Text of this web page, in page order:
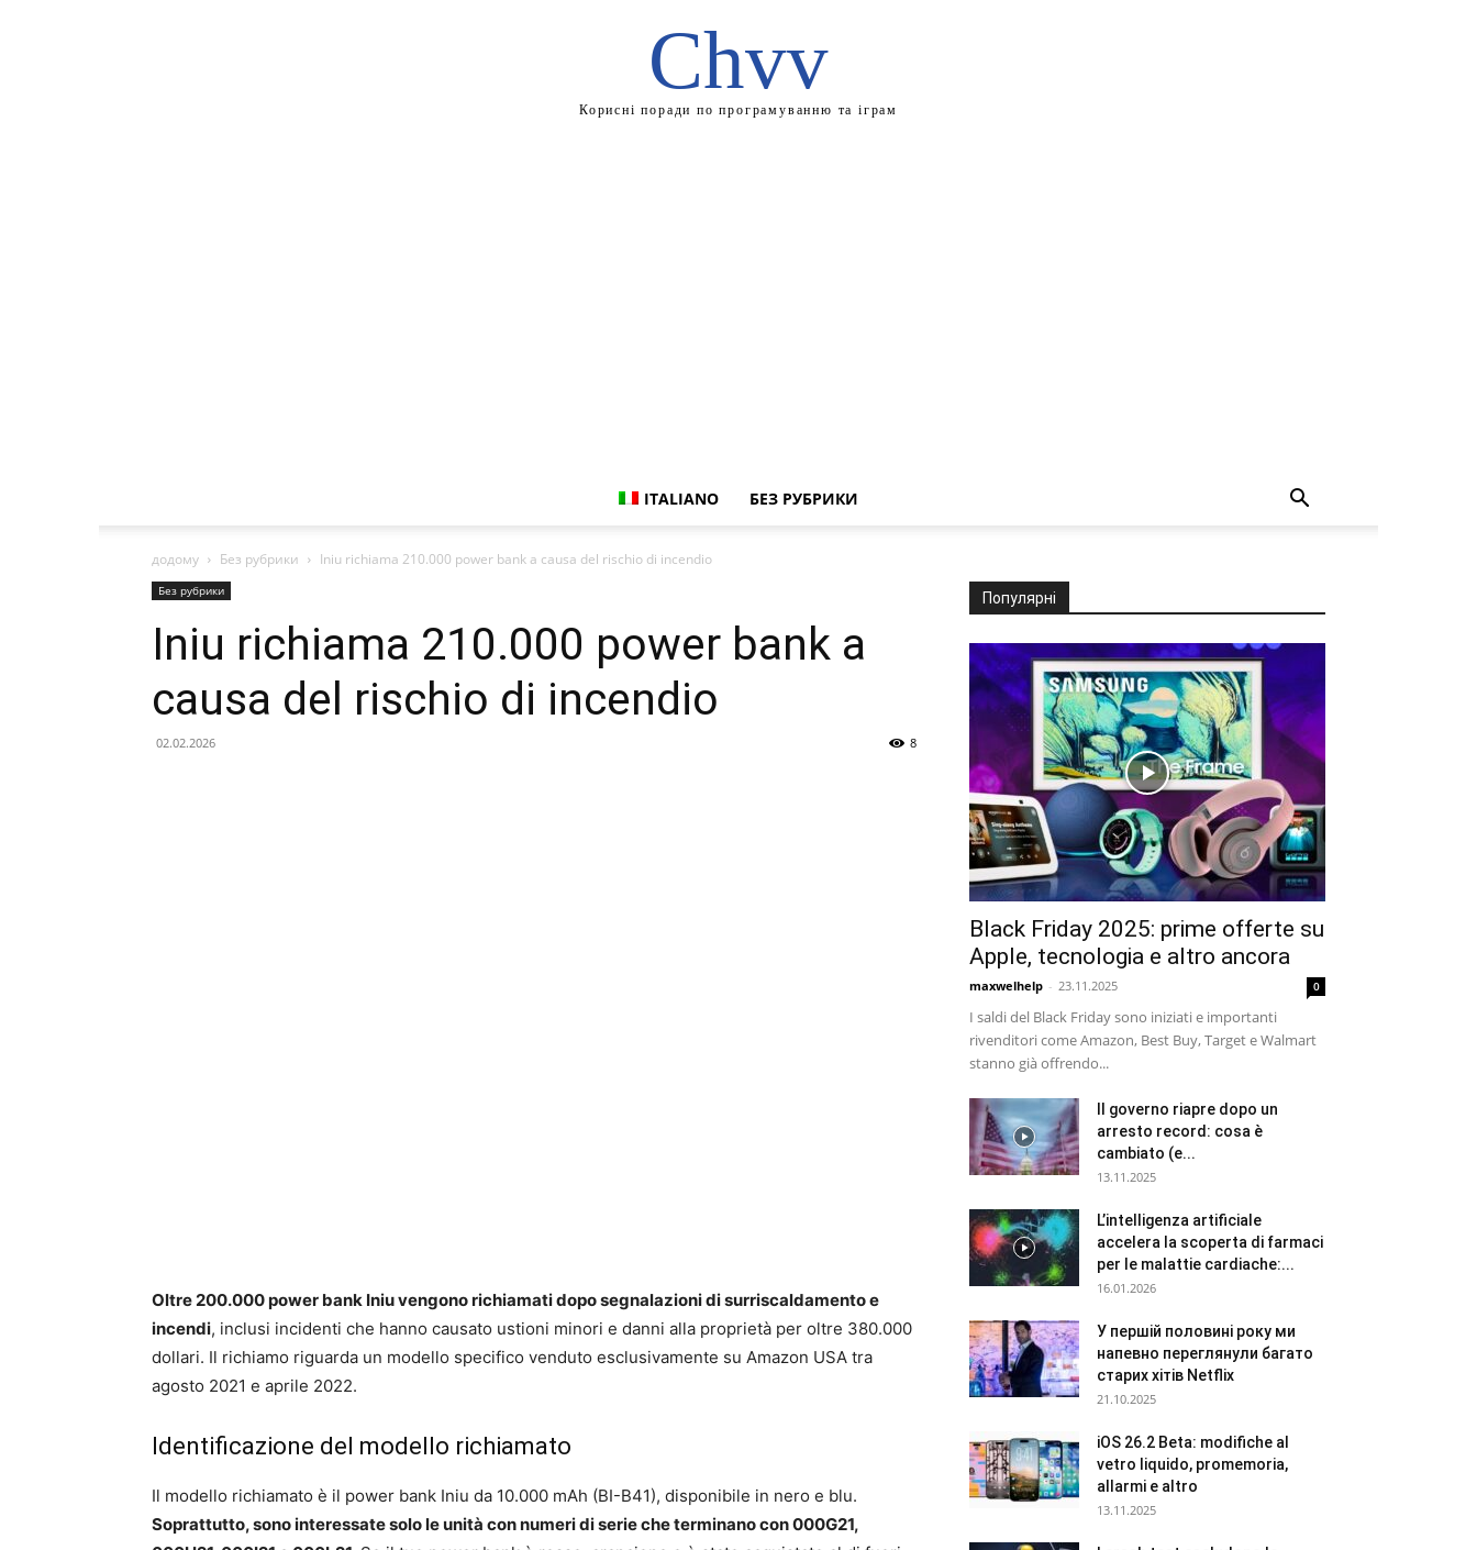
Chvv
Корисні поради по програмуванню та іграм
ITALIANO БЕЗ РУБРИКИ
додому Без рубрики Iniu richiama 210.000 power bank a causa del rischio di incendio
Без рубрики
Iniu richiama 210.000 power bank a
causa del rischio di incendio
02.02.2026 8
Oltre 200.000 power bank Iniu vengono richiamati dopo segnalazioni di surriscaldamento e
incendi, inclusi incidenti che hanno causato ustioni minori e danni alla proprietà per oltre 380.000
dollari. Il richiamo riguarda un modello specifico venduto esclusivamente su Amazon USA tra
agosto 2021 e aprile 2022.
Identificazione del modello richiamato
Il modello richiamato è il power bank Iniu da 10.000 mAh (BI-B41), disponibile in nero e blu.
Soprattutto, sono interessate solo le unità con numeri di serie che terminano con 000G21,
Популярні
Black Friday 2025: prime offerte su
Apple, tecnologia e altro ancora
maxwelhelp - 23.11.2025 0
I saldi del Black Friday sono iniziati e importanti
rivenditori come Amazon, Best Buy, Target e Walmart
stanno già offrendo...
Il governo riapre dopo un
arresto record: cosa è
cambiato (e...
13.11.2025
L’intelligenza artificiale
accelera la scoperta di farmaci
per le malattie cardiache:...
16.01.2026
У першій половині року ми
напевно переглянули багато
старих хітів Netflix
21.10.2025
iOS 26.2 Beta: modifiche al
vetro liquido, promemoria,
allarmi e altro
13.11.2025